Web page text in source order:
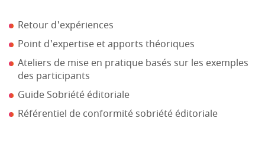
Retour d'expériences
Point d'expertise et apports théoriques
Ateliers de mise en pratique basés sur les exemples
des participants
Guide Sobriété éditoriale
Référentiel de conformité sobriété éditoriale